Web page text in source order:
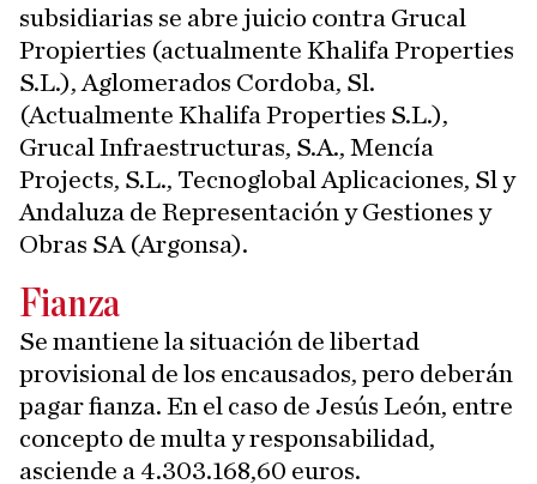
subsidiarias se abre juicio contra Grucal
Propierties (actualmente Khalifa Properties
S.L.), Aglomerados Cordoba, Sl.
(Actualmente Khalifa Properties S.L.),
Grucal Infraestructuras, S.A., Mencía
Projects, S.L., Tecnoglobal Aplicaciones, Sl y
Andaluza de Representación y Gestiones y
Obras SA (Argonsa).
Fianza
Se mantiene la situación de libertad
provisional de los encausados, pero deberán
pagar fianza. En el caso de Jesús León, entre
concepto de multa y responsabilidad,
asciende a 4.303.168,60 euros.